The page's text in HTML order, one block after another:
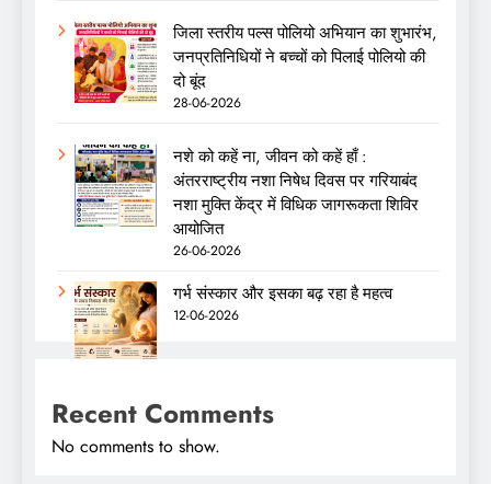
जिला स्तरीय पल्स पोलियो अभियान का शुभारंभ,
जनप्रतिनिधियों ने बच्चों को पिलाई पोलियो की
दो बूंद
28-06-2026
नशे को कहें ना, जीवन को कहें हाँ :
अंतरराष्ट्रीय नशा निषेध दिवस पर गरियाबंद
नशा मुक्ति केंद्र में विधिक जागरूकता शिविर
आयोजित
26-06-2026
गर्भ संस्कार और इसका बढ़ रहा है महत्व
12-06-2026
Recent Comments
No comments to show.